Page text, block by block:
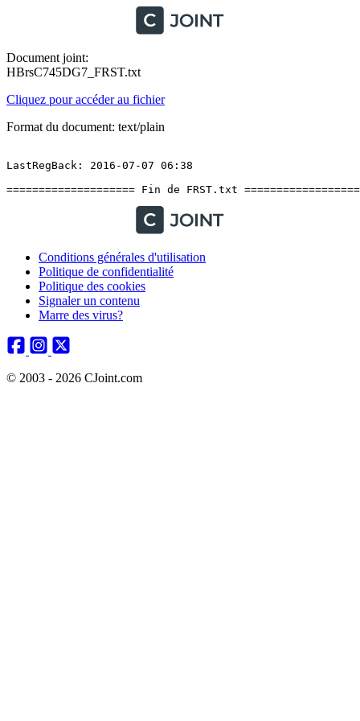
Document joint:
HBrsC745DG7_FRST.txt
Cliquez pour accéder au fichier
Format du document: text/plain
LastRegBack: 2016-07-07 06:38
==================== Fin de FRST.txt
Conditions générales d'utilisation
Politique de confidentialité
Politique des cookies
Signaler un contenu
Marre des virus?
© 2003 - 2026 CJoint.com